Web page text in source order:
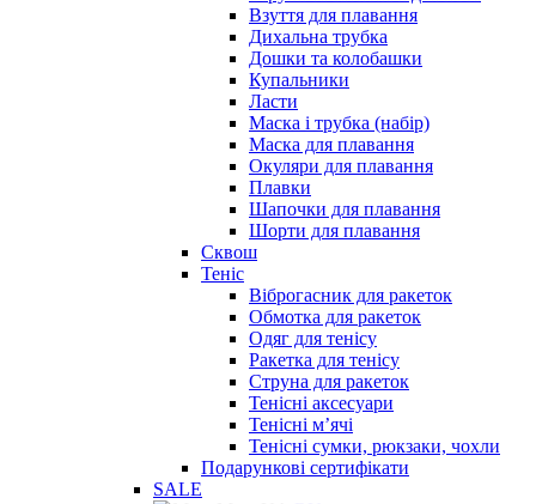
Взуття для плавання
Дихальна трубка
Дошки та колобашки
Купальники
Ласти
Маска і трубка (набір)
Маска для плавання
Окуляри для плавання
Плавки
Шапочки для плавання
Шорти для плавання
Сквош
Теніс
Віброгасник для ракеток
Обмотка для ракеток
Одяг для тенісу
Ракетка для тенісу
Струна для ракеток
Тенісні аксесуари
Тенісні мʼячі
Тенісні сумки, рюкзаки, чохли
Подарункові сертифікати
SALE